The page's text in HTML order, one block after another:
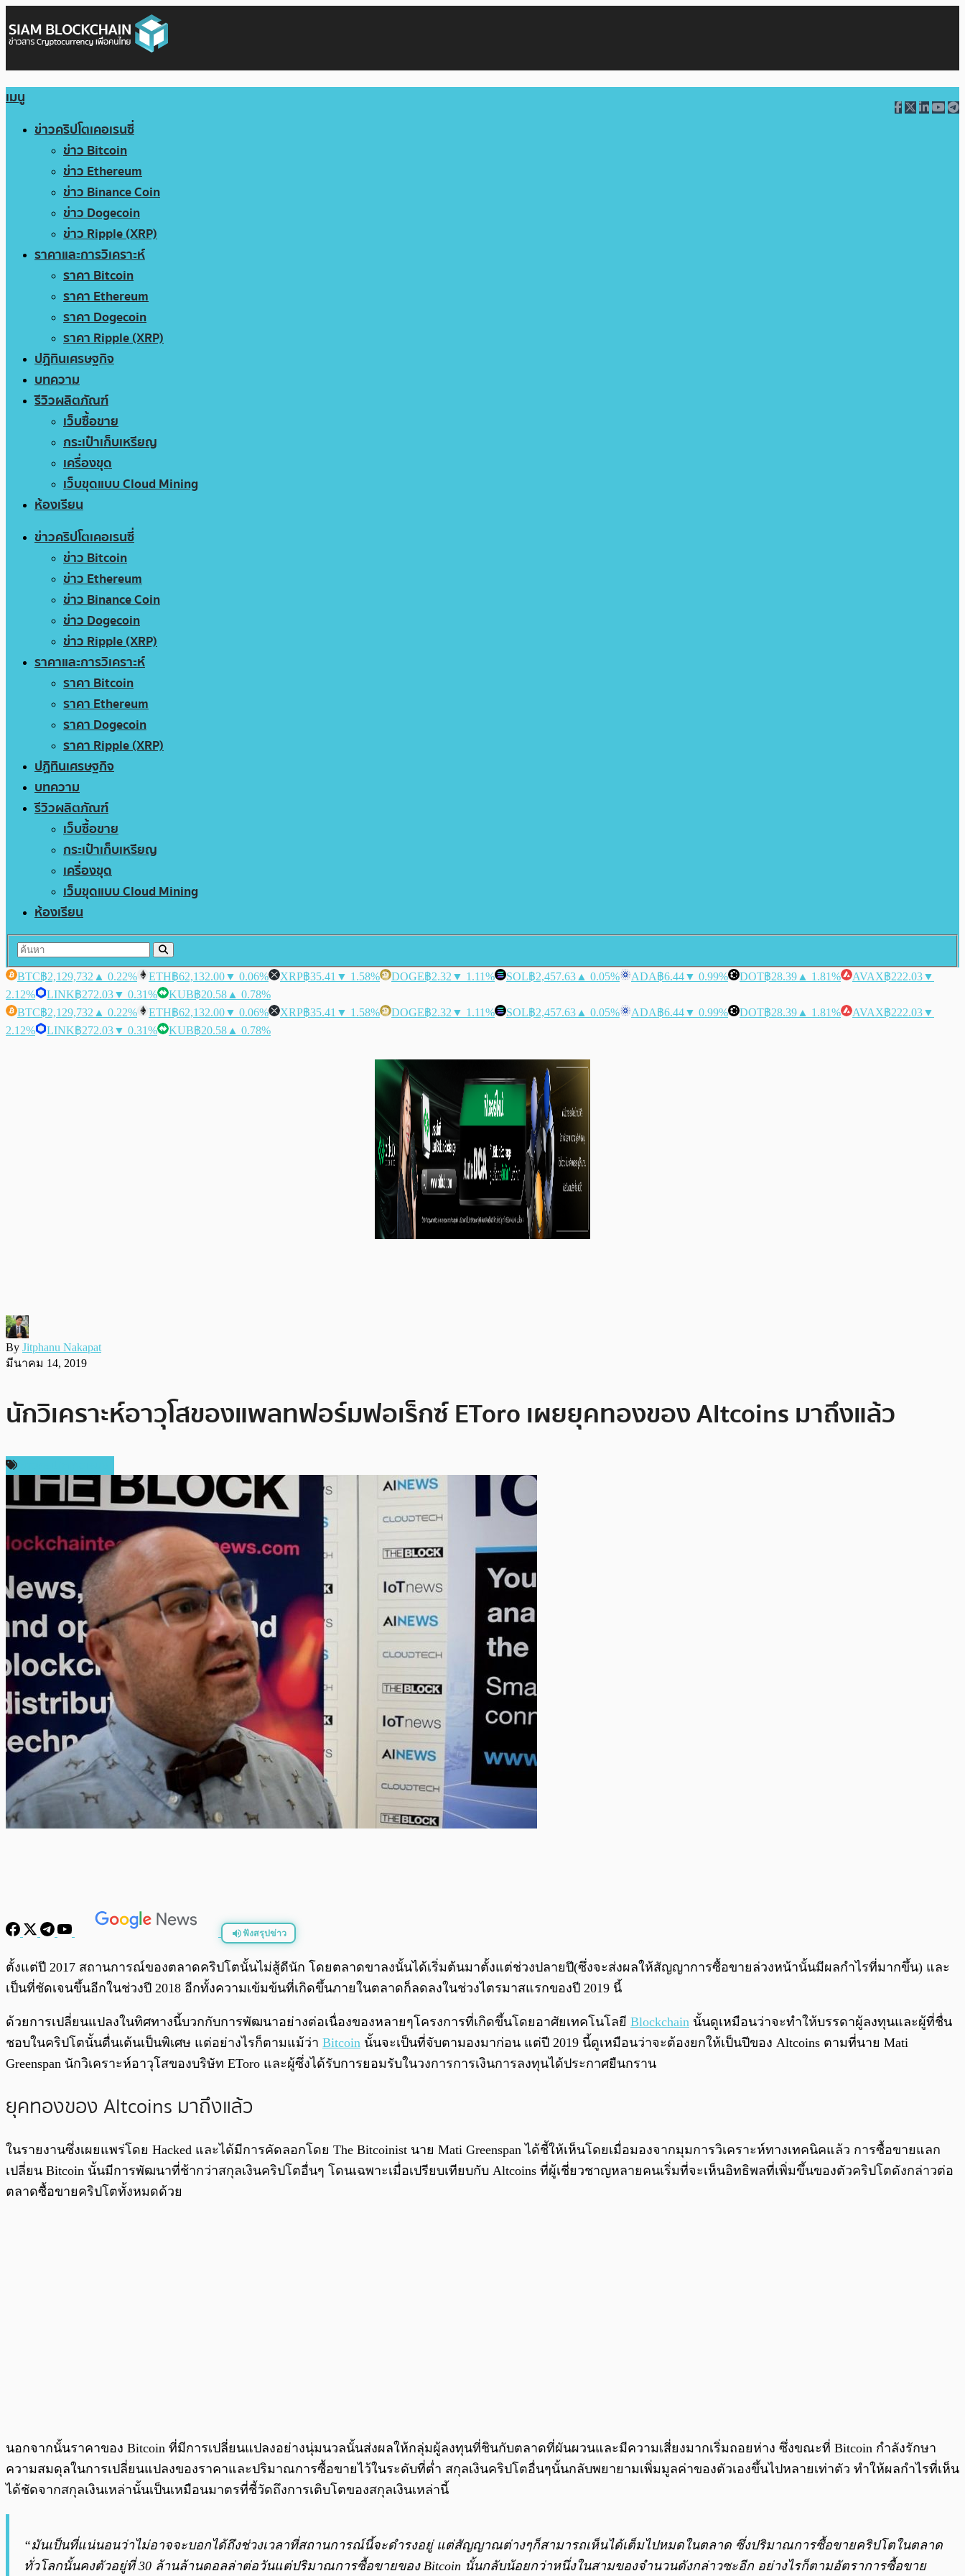
เมนู
ข่าวคริปโตเคอเรนซี่
ข่าว Bitcoin
ข่าว Ethereum
ข่าว Binance Coin
ข่าว Dogecoin
ข่าว Ripple (XRP)
ราคาและการวิเคราะห์
ราคา Bitcoin
ราคา Ethereum
ราคา Dogecoin
ราคา Ripple (XRP)
ปฏิทินเศรษฐกิจ
บทความ
รีวิวผลิตภัณฑ์
เว็บซื้อขาย
กระเป๋าเก็บเหรียญ
เครื่องขุด
เว็บขุดแบบ Cloud Mining
ห้องเรียน
ข่าวคริปโตเคอเรนซี่
ข่าว Bitcoin
ข่าว Ethereum
ข่าว Binance Coin
ข่าว Dogecoin
ข่าว Ripple (XRP)
ราคาและการวิเคราะห์
ราคา Bitcoin
ราคา Ethereum
ราคา Dogecoin
ราคา Ripple (XRP)
ปฏิทินเศรษฐกิจ
บทความ
รีวิวผลิตภัณฑ์
เว็บซื้อขาย
กระเป๋าเก็บเหรียญ
เครื่องขุด
เว็บขุดแบบ Cloud Mining
ห้องเรียน
BTC฿2,129,732 ▲ 0.22% ETH฿62,132.00▼ 0.06% XRP฿35.41 ▼ 1.58% DOGE฿2.32 ▼ 1.11% SOL฿2,457.63 ▲ 0.05% ADA฿6.44▼ 0.99% DOT฿28.39 ▲ 1.81% AVAX฿222.03▼
2.12%
LINK฿272.03▼ 0.31% KUB฿20.58 ▲ 0.78%
BTC฿2,129,732 ▲ 0.22% ETH฿62,132.00▼ 0.06% XRP฿35.41 ▼ 1.58% DOGE฿2.32 ▼ 1.11% SOL฿2,457.63 ▲ 0.05% ADA฿6.44▼ 0.99% DOT฿28.39 ▲ 1.81% AVAX฿222.03▼
2.12%
LINK฿272.03▼ 0.31% KUB฿20.58 ▲ 0.78%
By Jitphanu Nakapat
มีนาคม 14, 2019
นักวิเคราะห์อาวุโสของแพลทฟอร์มฟอเร็กซ์ EToro เผยยุคทองของ Altcoins มาถึงแล้ว
ฟังสรุปข่าว
พร้อมเล่น 0:00 0:00
ตั้งแต่ปี 2017 สถานการณ์ของตลาดคริปโตนั้นไม่สู้ดีนัก โดยตลาดขาลงนั้นได้เริ่มต้นมาตั้งแต่ช่วงปลายปี(ซึ่งจะส่งผลให้สัญญาการซื้อขายล่วงหน้านั้นมีผลกำไรที่มากขึ้น) และ
เป็นที่ชัดเจนขึ้นอีกในช่วงปี 2018 อีกทั้งความเข้มข้นที่เกิดขึ้นภายในตลาดก็ลดลงในช่วงไตรมาสแรกของปี 2019 นี้
ด้วยการเปลี่ยนแปลงในทิศทางนี้บวกกับการพัฒนาอย่างต่อเนื่องของหลายๆโครงการที่เกิดขึ้นโดยอาศัยเทคโนโลยี Blockchain นั้นดูเหมือนว่าจะทำให้บรรดาผู้ลงทุนและผู้ที่ชื่น
ชอบในคริปโตนั้นตื่นเต้นเป็นพิเศษ แต่อย่างไรก็ตามแม้ว่า Bitcoin นั้นจะเป็นที่จับตามองมาก่อน แต่ปี 2019 นี้ดูเหมือนว่าจะต้องยกให้เป็นปีของ Altcoins ตามที่นาย Mati
Greenspan นักวิเคราะห์อาวุโสของบริษัท EToro และผู้ซึ่งได้รับการยอมรับในวงการการเงินการลงทุนได้ประกาศยืนกราน
ยุคทองของ Altcoins มาถึงแล้ว
ในรายงานซึ่งเผยแพร่โดย Hacked และได้มีการคัดลอกโดย The Bitcoinist นาย Mati Greenspan ได้ชี้ให้เห็นโดยเมื่อมองจากมุมการวิเคราะห์ทางเทคนิคแล้ว การซื้อขายแลก
เปลี่ยน Bitcoin นั้นมีการพัฒนาที่ช้ากว่าสกุลเงินคริปโตอื่นๆ โดนเฉพาะเมื่อเปรียบเทียบกับ Altcoins ที่ผู้เชี่ยวชาญหลายคนเริ่มที่จะเห็นอิทธิพลที่เพิ่มขึ้นของตัวคริปโตดังกล่าวต่อ
ตลาดซื้อขายคริปโตทั้งหมดด้วย
นอกจากนั้นราคาของ Bitcoin ที่มีการเปลี่ยนแปลงอย่างนุ่มนวลนั้นส่งผลให้กลุ่มผู้ลงทุนที่ชินกับตลาดที่ผันผวนและมีความเสี่ยงมากเริ่มถอยห่าง ซึ่งขณะที่ Bitcoin กำลังรักษา
ความสมดุลในการเปลี่ยนแปลงของราคาและปริมาณการซื้อขายไว้ในระดับที่ต่ำ สกุลเงินคริปโตอื่นๆนั้นกลับพยายามเพิ่มมูลค่าของตัวเองขึ้นไปหลายเท่าตัว ทำให้ผลกำไรที่เห็น
ได้ชัดจากสกุลเงินเหล่านั้นเป็นเหมือนมาตรที่ชี้วัดถึงการเติบโตของสกุลเงินเหล่านี้
“มันเป็นที่แน่นอนว่าไม่อาจจะบอกได้ถึงช่วงเวลาที่สถานการณ์นี้จะดำรงอยู่ แต่สัญญาณต่างๆก็สามารถเห็นได้เต็มไปหมดในตลาด ซึ่งปริมาณการซื้อขายคริปโตในตลาด
ทั่วโลกนั้นคงตัวอยู่ที่ 30 ล้านล้านดอลล่าต่อวันแต่ปริมาณการซื้อขายของ Bitcoin นั้นกลับน้อยกว่าหนึ่งในสามของจำนวนดังกล่าวซะอีก อย่างไรก็ตามอัตราการซื้อขาย